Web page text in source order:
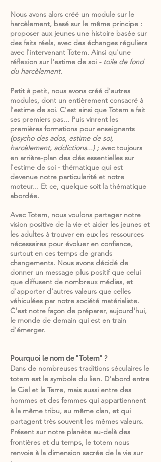
Nous avons alors créé un module sur le
harcèlement, basé sur le même principe :
proposer aux jeunes une histoire basée sur
des faits réels, avec des échanges réguliers
avec l'intervenant Totem. Ainsi qu'une
réflexion sur l'estime de soi - toile de fond
du harcèlement.
Petit à petit, nous avons créé d'autres
modules, dont un entièrement consacré à
l'estime de soi. C'est ainsi que Totem a fait
ses premiers pas... Puis vinrent les
premières formations pour enseignants
(psycho des ados, estime de soi,
harcèlement, addictions...) ; avec toujours
en arrière-plan des clés essentielles sur
l'estime de soi - thématique qui est
devenue notre particularité et notre
moteur... Et ce, quelque soit la thématique
abordée.
Avec Totem, nous voulons partager notre
vision positive de la vie et aider les jeunes et
les adultes à trouver en eux les ressources
nécessaires pour évoluer en confiance,
surtout en ces temps de grands
changements. Nous avons décidé de
donner un message plus positif que celui
que diffusent de nombreux médias, et
d'apporter d'autres valeurs que celles
véhiculées par notre société matérialiste.
C'est notre façon de préparer, aujourd'hui,
le monde de demain qui est en train
d'émerger.
Pourquoi le nom de "Totem" ?
Dans de nombreuses traditions séculaires le
totem est le symbole du lien. D'abord entre
le Ciel et la Terre, mais aussi entre des
hommes et des femmes qui appartiennent
à la même tribu, au même clan, et qui
partagent très souvent les mêmes valeurs.
Présent sur notre planète au-delà des
frontières et du temps, le totem nous
renvoie à la dimension sacrée de la vie sur